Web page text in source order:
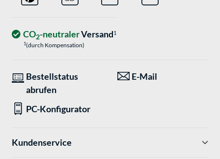
CO2-neutralerVersand1
1(durch Kompensation)
Bestellstatus
abrufen
E-Mail
PC-Konfigurator
Kundenservice